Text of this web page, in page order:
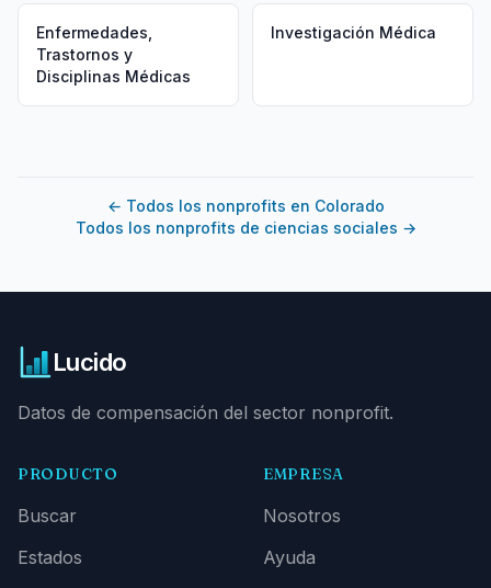
Enfermedades,
Trastornos y
Disciplinas Médicas
Investigación Médica
← Todos los nonprofits en Colorado
Todos los nonprofits de ciencias sociales →
Lucido
Datos de compensación del sector nonprofit.
PRODUCTO
Buscar
Estados
EMPRESA
Nosotros
Ayuda